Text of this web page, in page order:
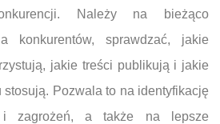
Należy na bieżąco
konkurentów, sprawdzać, jakie
jakie treści publikują i jakie
Pozwala to na identyfikację
i zagrożeń, a także na lepsze